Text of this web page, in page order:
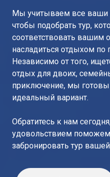
Мы учитываем все ваши
чтобы подобрать тур,
соответствовать вашим
насладиться отдыхом по
Независимо от того,
отдых для двоих,
приключение, мы
идеальный вариант.
Обратитесь к нам
удовольствием
забронировать тур